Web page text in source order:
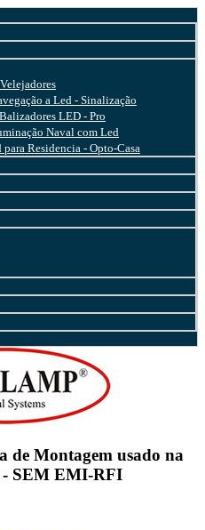
a Led - Sinalização
LED - Pro
Naval com Led
para Residencia - Opto-Casa
de Montagem usado na
- SEM EMI-RFI